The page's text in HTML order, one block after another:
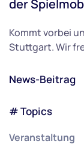
# Topics
Veranstaltung
der
Kommt vorbei
Stuttgart. Wir
News-Beitrag